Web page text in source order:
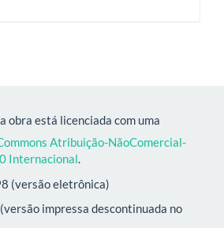
obra está licenciada com uma
Atribuição-NãoComercial-
Internacional.
(versão eletrônica)
impressa descontinuada no